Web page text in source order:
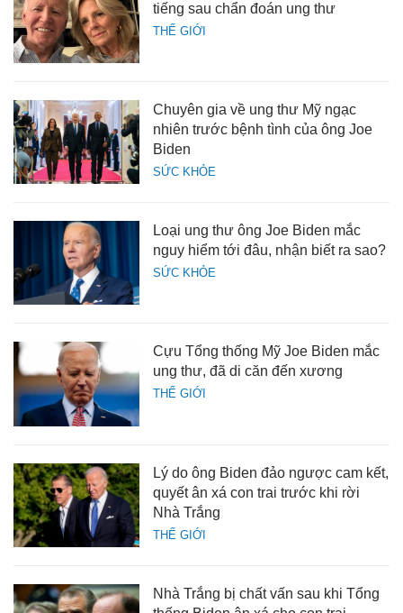
THẾ GIỚI
tiếng sau chẩn đoán ung thư
SỨC KHỎE
Chuyên gia về ung thư Mỹ ngạc
nhiên trước bệnh tình của ông Joe
Biden
SỨC KHỎE
Loại ung thư ông Joe Biden mắc
nguy hiểm tới đâu, nhận biết ra sao?
THẾ GIỚI
Cựu Tổng thống Mỹ Joe Biden mắc
ung thư, đã di căn đến xương
THẾ GIỚI
Lý do ông Biden đảo ngược cam kết,
quyết ân xá con trai trước khi rời
Nhà Trắng
Nhà Trắng bị chất vấn sau khi Tổng